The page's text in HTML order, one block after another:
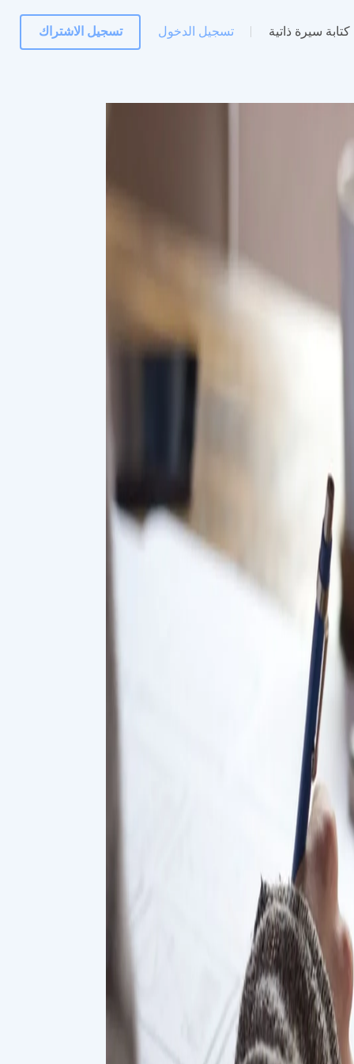
كتابة سيرة ذاتية تسجيل الدخول تسجيل الاشتراك